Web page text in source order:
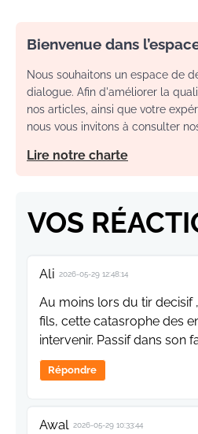
Bienvenue dans
Nous souhaitons un espace de
dialogue. Afin d'améliorer la
nos articles, ainsi que votre
nous vous invitons à consulter
Lire notre charte
VOS
Ali 2026-05-29 12:48:14
Au moins lors du tir decisif
fils, cette catasrophe des
intervenir. Passif dans son
Répondre
Awal 2026-05-29 10:33:44